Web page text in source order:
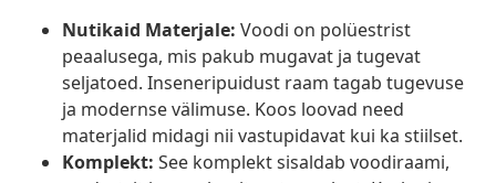
Nutikaid Materjale: Voodi on polüestrist
peaalusega, mis pakub mugavat ja tugevat
seljatoed. Inseneripuidust raam tagab tugevuse
ja modernse välimuse. Koos loovad need
materjalid midagi nii vastupidavat kui ka stiilset.
Komplekt: See komplekt sisaldab voodiraami,